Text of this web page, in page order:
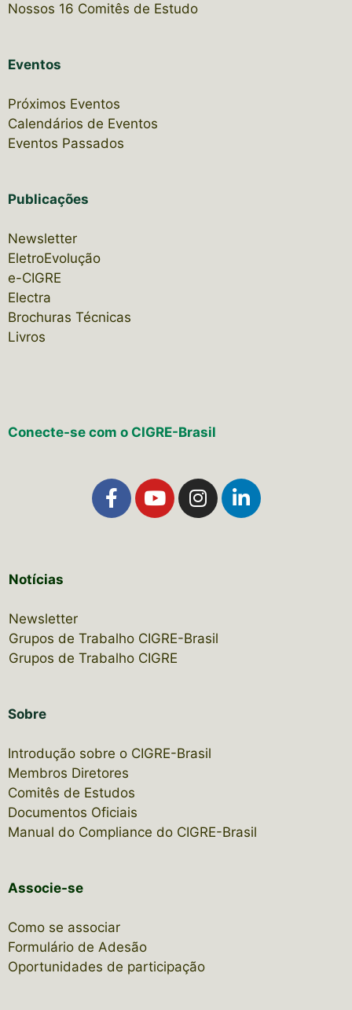
Nossos 16 Comitês de Estudo
Eventos
Próximos Eventos
Calendários de Eventos
Eventos Passados
Publicações
Newsletter
EletroEvolução
e-CIGRE
Electra
Brochuras Técnicas
Livros
Conecte-se com o CIGRE-Brasil
Notícias
Newsletter
Grupos de Trabalho CIGRE-Brasil
Grupos de Trabalho CIGRE
Sobre
Introdução sobre o CIGRE-Brasil
Membros Diretores
Comitês de Estudos
Documentos Oficiais
Manual do Compliance do CIGRE-Brasil
Associe-se
Como se associar
Formulário de Adesão
Oportunidades de participação